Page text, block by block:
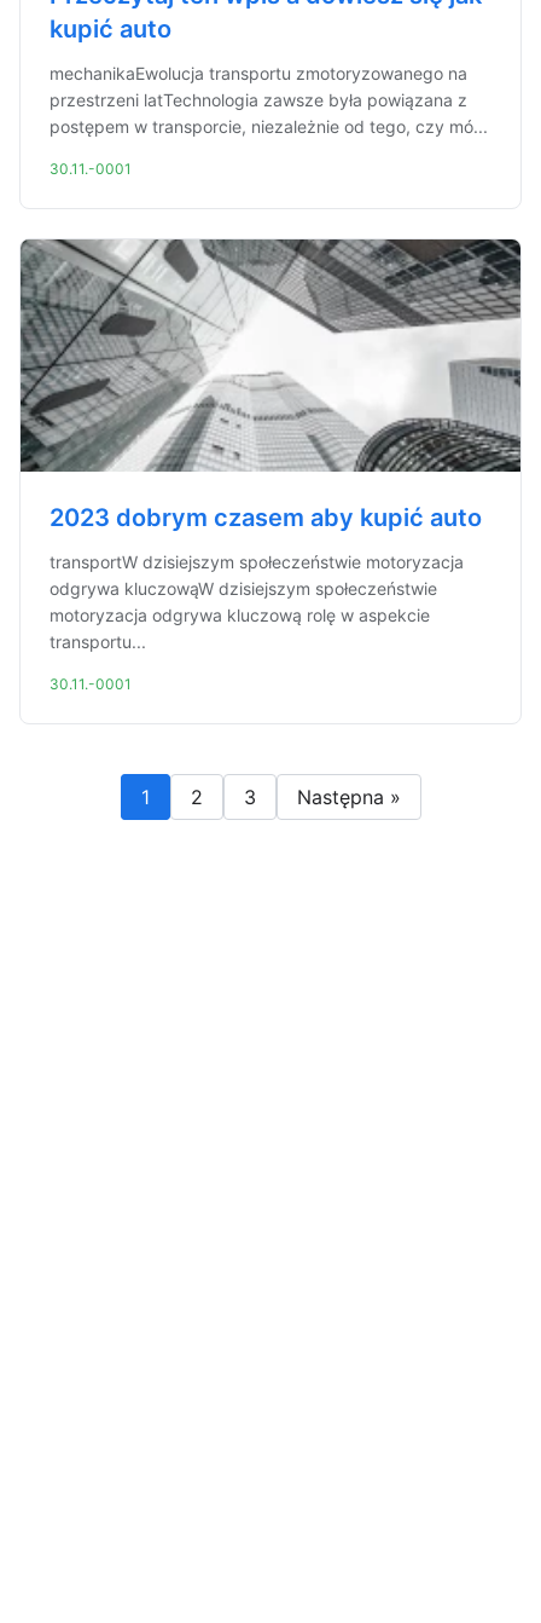
kupić auto
mechanikaEwolucja transportu zmotoryzowanego na
przestrzeni latTechnologia zawsze była powiązana z
postępem w transporcie, niezależnie od tego, czy mó...
30.11.-0001
2023 dobrym czasem aby kupić auto
transportW dzisiejszym społeczeństwie motoryzacja
odgrywa kluczowąW dzisiejszym społeczeństwie
motoryzacja odgrywa kluczową rolę w aspekcie
transportu...
30.11.-0001
1 2 3 Następna »